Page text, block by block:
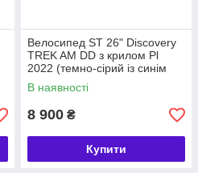
Велосипед ST 26" Discovery
TREK AM DD з крилом Pl
2022 (темно-сірий із синім
(м))
В наявності
8 900 ₴
Купити